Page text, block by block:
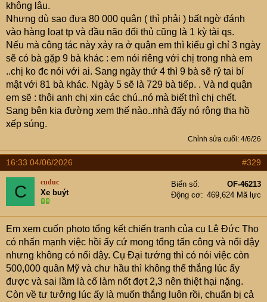
không lâu.
Nhưng dù sao đưa 80 000 quân ( thì phải ) bất ngờ đánh
vào hàng loạt tp và đầu não đối thủ cũng là 1 kỳ tài qs.
Nếu mà công tác này xảy ra ở quận em thì kiểu gì chỉ 3 ngày
sẽ có bà gặp 9 bà khác : em nói riêng với chị trong nhà em
..chị ko đc nói với ai. Sang ngày thứ 4 thì 9 bà sẽ rỷ tai bí
mật với 81 bà khác. Ngày 5 sẽ là 729 bà tiếp. . Và nd quận
em sẽ : thôi anh chị xin các chú..nó mà biết thì chị chết.
Sang bên kia đường xem thế nào..nhà đấy nó rộng tha hồ
xếp súng.
Chỉnh sửa cuối: 4/6/26
16:33 04/06/2026 #329
C cuduc
Xe buýt
Biển số
OF-46213
Động cơ
469,624 Mã lực
Em xem cuốn photo tổng kết chiến tranh của cụ Lê Đức Thọ
có nhấn mạnh việc hồi ấy cứ mong tổng tấn công và nổi dậy
nhưng không có nổi dậy. Cụ Đại tướng thì có nói việc còn
500,000 quân Mỹ và chư hầu thì không thể thắng lúc ấy
được và sai lầm là cố làm nốt đợt 2,3 nên thiệt hại nặng.
Còn về tư tưởng lúc ấy là muốn thắng luôn rồi, chuẩn bị cả